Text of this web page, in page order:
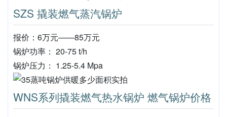
SZS 撬装燃气蒸汽锅炉
报价：6万元——85万元
锅炉功率： 20-75 t/h
锅炉压力： 1.25-5.4 Mpa
WNS系列撬装燃气热水锅炉 燃气锅炉价格